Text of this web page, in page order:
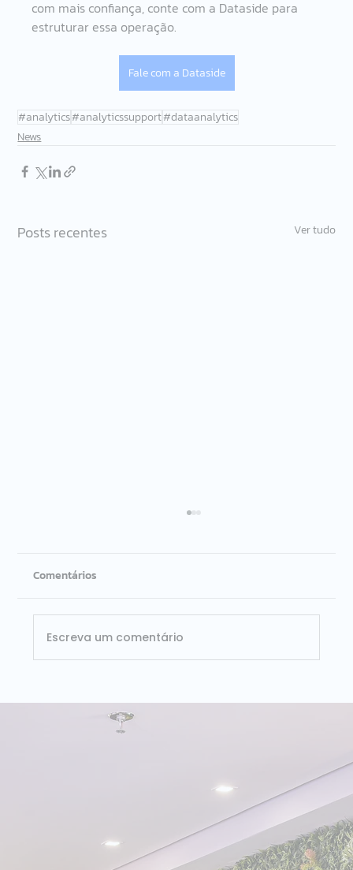
com mais confiança, conte com a Dataside para
estruturar essa operação.
Fale com a Dataside
#analytics#analyticssupport#dataanalytics
News
Posts recentes Ver tudo
ISG Provider Lens Databricks Brasil 2026:
Dataside é líder nos dois quadrantes
avaliados
Comentários
Escreva um comentário